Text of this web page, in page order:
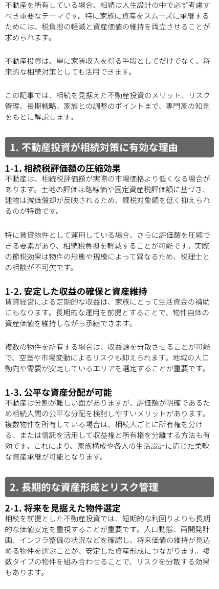
不動産を所有している場合、相続は人生設計の中で必ず考慮す
べき重要なテーマです。特に家族に資産をスムーズに承継する
ためには、税負担の軽減と資産価値の維持を両立させることが
求められます。
不動産投資は、単に家賃収入を得る手段としてだけでなく、将
来的な相続対策としても活用できます。
この記事では、相続を見据えた不動産投資のメリット、リスク
管理、長期戦略、家族との調整のポイントまで、専門家の知見
をもとに解説します。
1. 不動産投資が相続対策に有効な理由
1-1. 相続税評価額の圧縮効果
不動産は、相続税評価額が実際の市場価格より低くなる場合が
あります。土地の評価は路線価や固定資産税評価額に基づき、
建物は減価償却が反映されるため、課税対象額を低く抑えられ
るのが特徴です。
特に賃貸物件として運用している場合、さらに評価額を圧縮で
きる要素があり、相続税負担を軽減することが可能です。実際
の節税効果は物件の形態や規模によって異なるため、税理士と
の相談が不可欠です。
1-2. 安定した収益の確保と資産維持
賃貸経営による定期的な収益は、家族にとって生活資金の補助
にもなります。長期的な運用を前提とすることで、物件自体の
資産価値を維持しながら承継できます。
複数の物件を所有する場合は、収益源を分散させることが可能
で、空室や市場変動によるリスクも抑えられます。地域の人口
動向や需要が安定しているエリアを選定することが重要です。
1-3. 公平な資産分配が可能
不動産は分割が難しい面がありますが、評価額が明確であるた
め相続人間の公平な分配を検討しやすいメリットがあります。
複数物件を所有している場合は、相続人ごとに所有権を分け
る、または信託を活用して収益権と所有権を分離する方法も有
効です。これにより、家族構成や各人の生活設計に応じた柔軟
な資産承継が可能となります。
2. 長期的な資産形成とリスク管理
2-1. 将来を見据えた物件選定
相続を前提とした不動産投資では、短期的な利回りよりも長期
的な価値安定を重視することが重要です。人口動態、再開発計
画、インフラ整備の状況などを確認し、将来価値の維持が見込
める物件を選ぶことが、安定した資産形成につながります。複
数タイプの物件を組み合わせることで、リスクを分散する効果
もあります。